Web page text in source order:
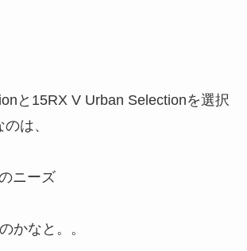
と15RX V Urban Selectionを選択
は、
ニーズ
かなと。。